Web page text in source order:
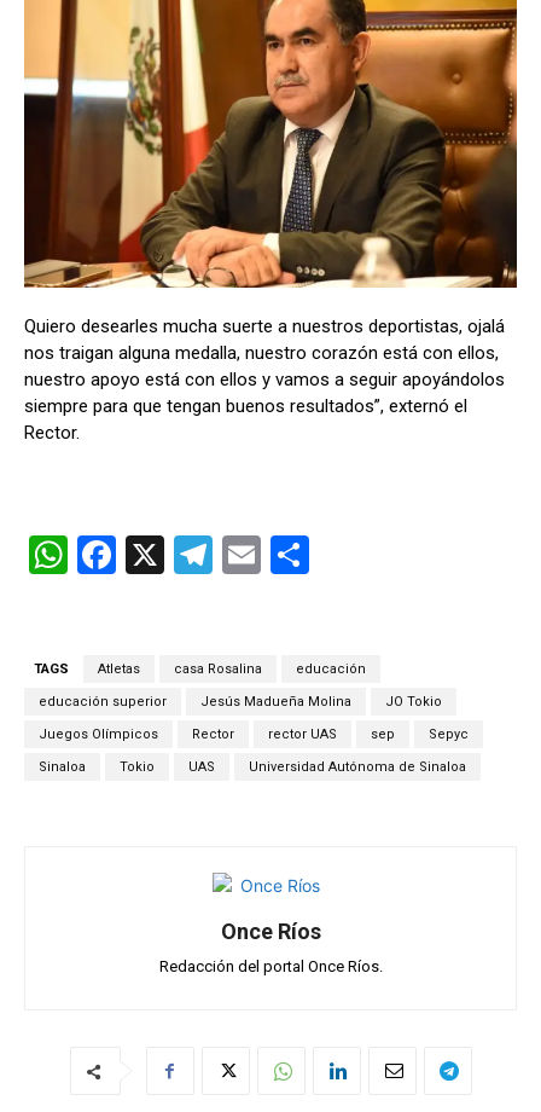
Quiero desearles mucha suerte a nuestros deportistas, ojalá
nos traigan alguna medalla, nuestro corazón está con ellos,
nuestro apoyo está con ellos y vamos a seguir apoyándolos
siempre para que tengan buenos resultados”, externó el
Rector.
W
A
p
p
F
b
o
o
k
X
T
gr
a
m
E
p
ar
tir
TAGS Atletas casa Rosalina educación
educación superior Jesús Madueña Molina JO Tokio
Juegos Olímpicos Rector rector UAS sep Sepyc
Sinaloa Tokio UAS Universidad Autónoma de Sinaloa
Once Ríos
Redacción del portal Once Ríos.